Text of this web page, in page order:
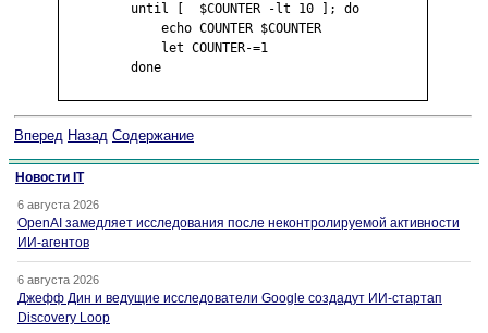
         until [  $COUNTER -lt 10 ]; do
             echo COUNTER $COUNTER
             let COUNTER-=1
         done
Вперед Назад Содержание
Новости IT
6 августа 2026
OpenAI замедляет исследования после неконтролируемой активности
ИИ-агентов
6 августа 2026
Джефф Дин и ведущие исследователи Google создадут ИИ-стартап
Discovery Loop